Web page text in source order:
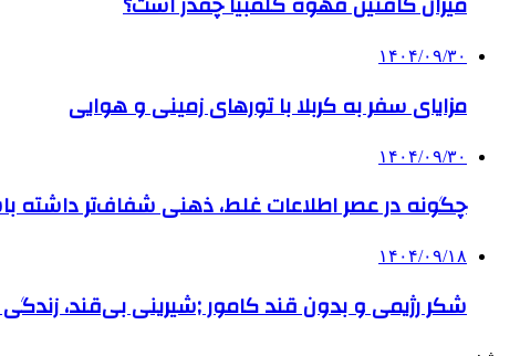
۱۴۰۴/۰۹/۳۰
مزایای سفر به کربلا با تورهای زمینی و هوایی
۱۴۰۴/۰۹/۳۰
چگونه در عصر اطلاعات غلط، ذهنی شفاف‌تر داشته
۱۴۰۴/۰۹/۱۸
شکر رژیمی و بدون قند کامور ;شیرینی بی‌قند، زندگی